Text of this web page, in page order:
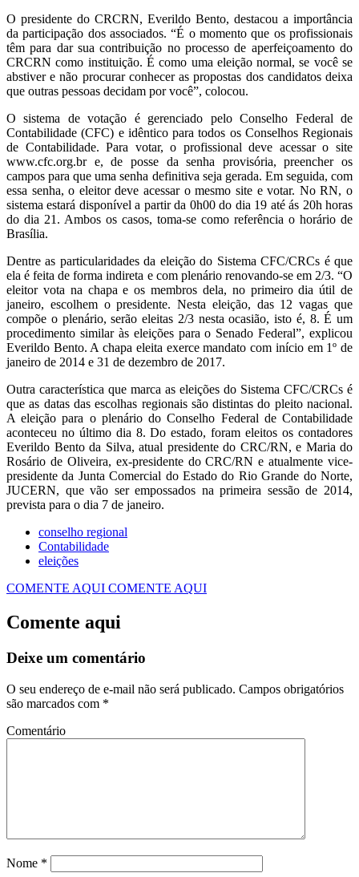
O presidente do CRCRN, Everildo Bento, destacou a importância
da participação dos associados. “É o momento que os profissionais
têm para dar sua contribuição no processo de aperfeiçoamento do
CRCRN como instituição. É como uma eleição normal, se você se
abstiver e não procurar conhecer as propostas dos candidatos deixa
que outras pessoas decidam por você”, colocou.
O sistema de votação é gerenciado pelo Conselho Federal de
Contabilidade (CFC) e idêntico para todos os Conselhos Regionais
de Contabilidade. Para votar, o profissional deve acessar o site
www.cfc.org.br e, de posse da senha provisória, preencher os
campos para que uma senha definitiva seja gerada. Em seguida, com
essa senha, o eleitor deve acessar o mesmo site e votar. No RN, o
sistema estará disponível a partir da 0h00 do dia 19 até ás 20h horas
do dia 21. Ambos os casos, toma-se como referência o horário de
Brasília.
Dentre as particularidades da eleição do Sistema CFC/CRCs é que
ela é feita de forma indireta e com plenário renovando-se em 2/3. “O
eleitor vota na chapa e os membros dela, no primeiro dia útil de
janeiro, escolhem o presidente. Nesta eleição, das 12 vagas que
compõe o plenário, serão eleitas 2/3 nesta ocasião, isto é, 8. É um
procedimento similar às eleições para o Senado Federal”, explicou
Everildo Bento. A chapa eleita exerce mandato com início em 1º de
janeiro de 2014 e 31 de dezembro de 2017.
Outra característica que marca as eleições do Sistema CFC/CRCs é
que as datas das escolhas regionais são distintas do pleito nacional.
A eleição para o plenário do Conselho Federal de Contabilidade
aconteceu no último dia 8. Do estado, foram eleitos os contadores
Everildo Bento da Silva, atual presidente do CRC/RN, e Maria do
Rosário de Oliveira, ex-presidente do CRC/RN e atualmente vice-
presidente da Junta Comercial do Estado do Rio Grande do Norte,
JUCERN, que vão ser empossados na primeira sessão de 2014,
prevista para o dia 7 de janeiro.
conselho regional
Contabilidade
eleições
COMENTE AQUI COMENTE AQUI
Comente aqui
Deixe um comentário
O seu endereço de e-mail não será publicado. Campos obrigatórios
são marcados com *
Comentário
Nome *